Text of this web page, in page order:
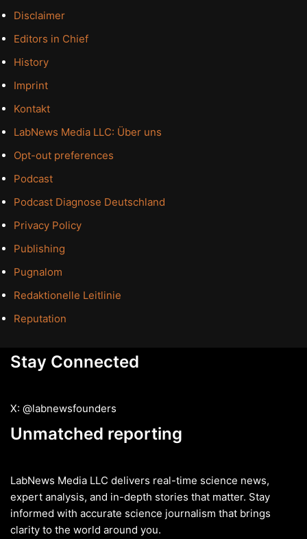
Disclaimer
Editors in Chief
History
Imprint
Kontakt
LabNews Media LLC: Über uns
Opt-out preferences
Podcast
Podcast Diagnose Deutschland
Privacy Policy
Publishing
Pugnalom
Redaktionelle Leitlinie
Reputation
Stay Connected
X: @labnewsfounders
Unmatched reporting
LabNews Media LLC delivers real-time science news,
expert analysis, and in-depth stories that matter. Stay
informed with accurate science journalism that brings
clarity to the world around you.